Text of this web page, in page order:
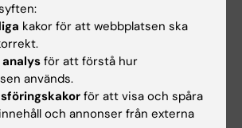
AND CELLULAR
1825
C-Dependent Phosphorylation
Cell Cycle-Inhibitory Function
Terminus Transactivation
kakor för att webbplatsen ska
analys för att förstå hur
används.
för att visa och spåra
och annonser från externa